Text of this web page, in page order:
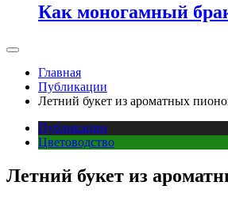
Как моногамный
Главная
Публикации
Летний букет из ароматных
Публикации
Цветоводство
Летний букет из